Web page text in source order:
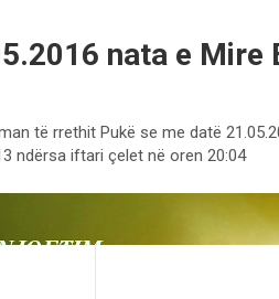
nata e Mire
të rrethit Pukë se me datë
ndërsa iftari çelet në oren 20:04